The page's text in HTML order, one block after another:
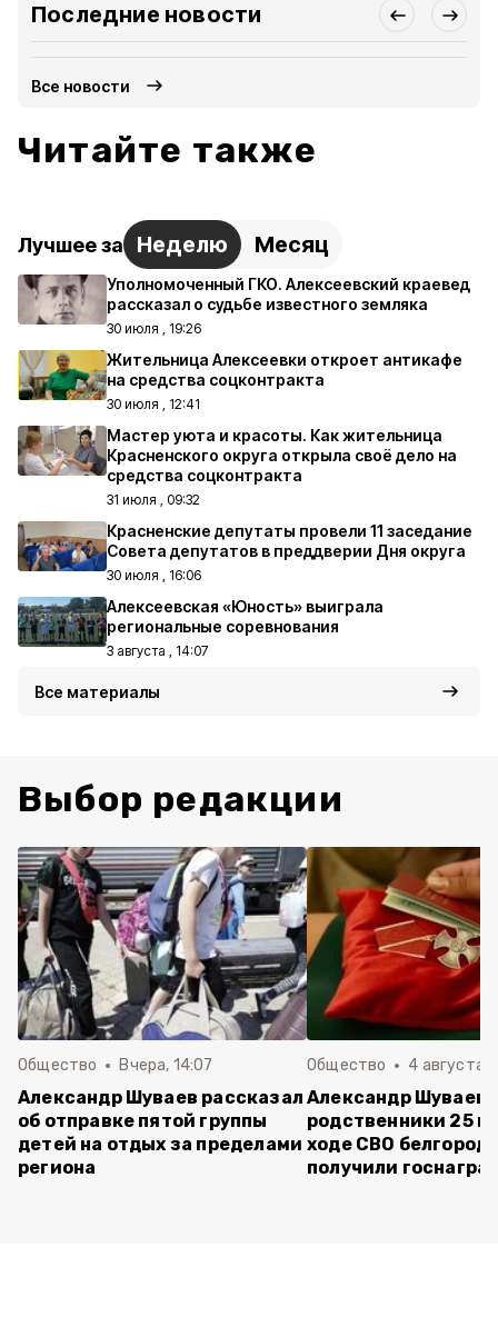
Последние новости
Все новости
Читайте также
Лучшее за Неделю Месяц
Уполномоченный ГКО. Алексеевский краевед
рассказал о судьбе известного земляка
30 июля , 19:26
Жительница Алексеевки откроет антикафе
на средства соцконтракта
30 июля , 12:41
Мастер уюта и красоты. Как жительница
Красненского округа открыла своё дело на
средства соцконтракта
31 июля , 09:32
Красненские депутаты провели 11 заседание
Совета депутатов в преддверии Дня округа
30 июля , 16:06
Алексеевская «Юность» выиграла
региональные соревнования
3 августа , 14:07
Все материалы
Выбор редакции
Общество Вчера, 14:07
Александр Шуваев рассказал
об отправке пятой группы
детей на отдых за пределами
региона
Общество 4 августа ,
Александр Шуваев:
родственники 25
ходе СВО
получили